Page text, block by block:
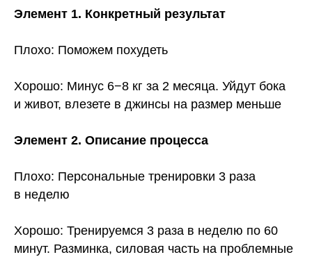
Элемент 1. Конкретный результат
Плохо: Поможем похудеть
Хорошо: Минус 6−8 кг за 2 месяца. Уйдут бока
и живот, влезете в джинсы на размер меньше
Элемент 2. Описание процесса
Плохо: Персональные тренировки 3 раза
в неделю
Хорошо: Тренируемся 3 раза в неделю по 60
минут. Разминка, силовая часть на проблемные